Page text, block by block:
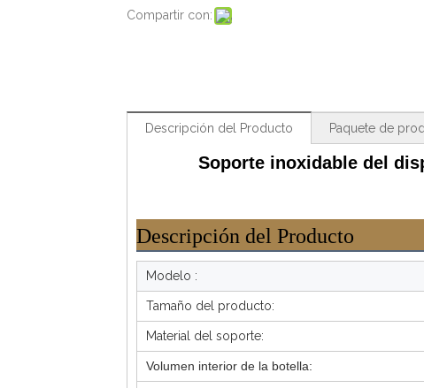
Compartir con:
Descripción del Producto Paquete de
Soporte inoxidable del
Descripción del Producto
Modelo :
Tamaño del producto:
Material del soporte:
Volumen interior de la botella: